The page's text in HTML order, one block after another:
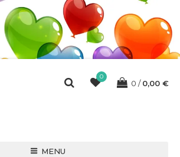
0
0 0,00 €
MENU